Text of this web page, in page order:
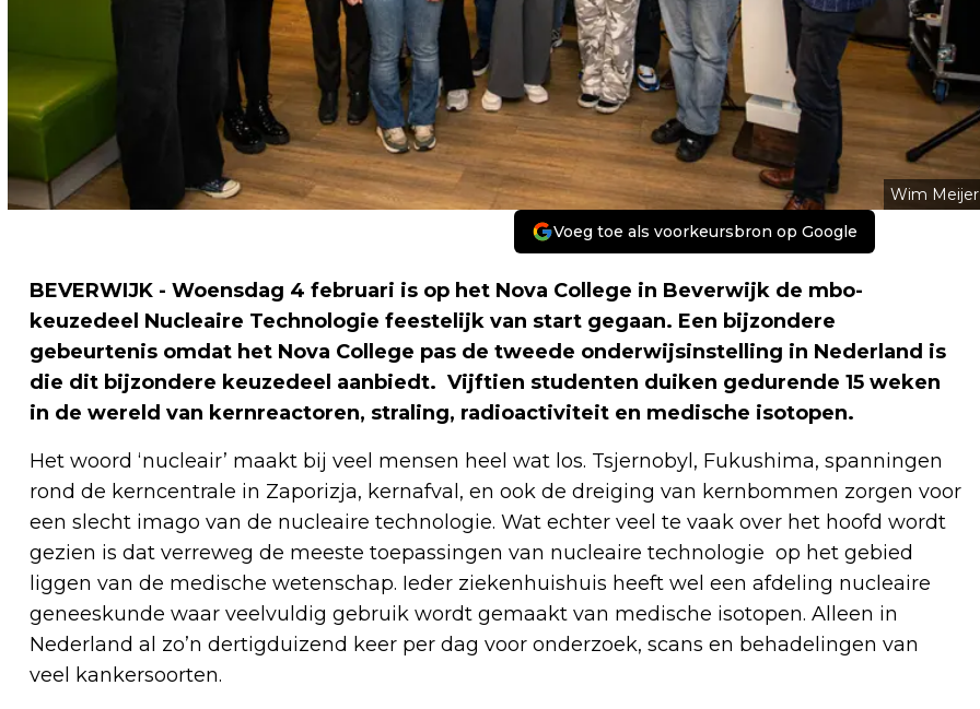
Wim Meijer
Voeg toe als voorkeursbron op Google
BEVERWIJK - Woensdag 4 februari is op het Nova College in Beverwijk de mbo-
keuzedeel Nucleaire Technologie feestelijk van start gegaan. Een bijzondere
gebeurtenis omdat het Nova College pas de tweede onderwijsinstelling in Nederland is
die dit bijzondere keuzedeel aanbiedt. Vijftien studenten duiken gedurende 15 weken
in de wereld van kernreactoren, straling, radioactiviteit en medische isotopen.
Het woord ‘nucleair’ maakt bij veel mensen heel wat los. Tsjernobyl, Fukushima, spanningen
rond de kerncentrale in Zaporizja, kernafval, en ook de dreiging van kernbommen zorgen voor
een slecht imago van de nucleaire technologie. Wat echter veel te vaak over het hoofd wordt
gezien is dat verreweg de meeste toepassingen van nucleaire technologie op het gebied
liggen van de medische wetenschap. Ieder ziekenhuishuis heeft wel een afdeling nucleaire
geneeskunde waar veelvuldig gebruik wordt gemaakt van medische isotopen. Alleen in
Nederland al zo’n dertigduizend keer per dag voor onderzoek, scans en behadelingen van
veel kankersoorten.